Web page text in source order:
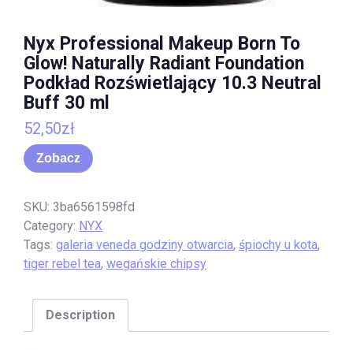
Nyx Professional Makeup Born To
Glow! Naturally Radiant Foundation
Podkład Rozświetlający 10.3 Neutral
Buff 30 ml
52,50zł
Zobacz
SKU: 3ba6561598fd
Category: NYX
Tags: galeria veneda godziny otwarcia, śpiochy u kota,
tiger rebel tea, wegańskie chipsy
Description